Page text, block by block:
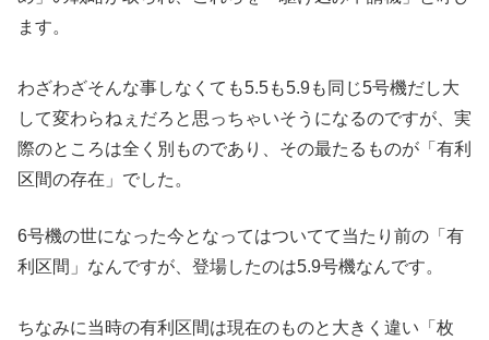
ます。
わざわざそんな事しなくても5.5も5.9も同じ5号機だし大
して変わらねぇだろと思っちゃいそうになるのですが、 実
際のところは全く別ものであり、その最たるものが「有利
区間の存在」でした。
6号機の世になった今となってはついてて当たり前の「有
利区間」 なんですが、登場したのは5.9号機なんです。
ちなみに当時の有利区間は現在のものと大きく違い「枚